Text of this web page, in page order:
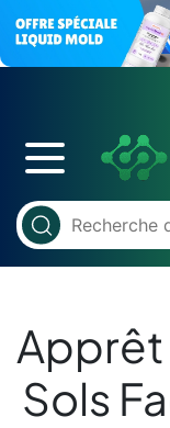
Apprêt
Sols